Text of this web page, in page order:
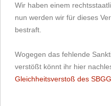
Wir haben einem
nun werden wir für dieses
bestraft.
Wogegen das fehlende
verstößt könnt ihr hier
Gleichheitsverstoß des SBGG